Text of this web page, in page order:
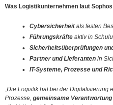
Was Logistikunternehmen laut
Cybersicherheitals festen
Führungskräfte aktiv in
Sicherheitsüberprüfungen
Partner und Lieferanten in
IT-Systeme, Prozesse und
„Die Logistik hat bei der Digitalisierung
Prozesse, gemeinsame Verantwortung